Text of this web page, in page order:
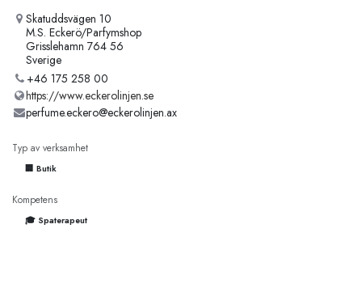
Skatuddsvägen 10
M.S. Eckerö/Parfymshop
Grisslehamn 764 56
Sverige
+46 175 258 00
https://www.eckerolinjen.se
perfume.eckero@eckerolinjen.ax
Typ av verksamhet
🏢 Butik
Kompetens
🎓 Spaterapeut